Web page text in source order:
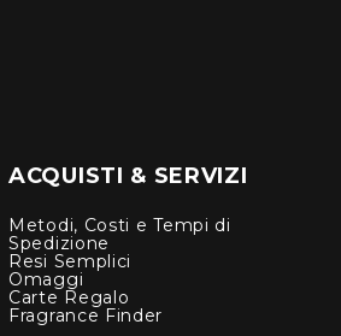
ACQUISTI & SERVIZI
Metodi, Costi e Tempi di
Spedizione
Resi Semplici
Omaggi
Carte Regalo
Fragrance Finder